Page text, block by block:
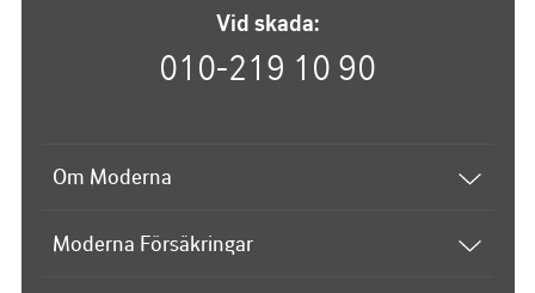
Vid skada:
010-219 10 90
Om Moderna
Moderna Försäkringar